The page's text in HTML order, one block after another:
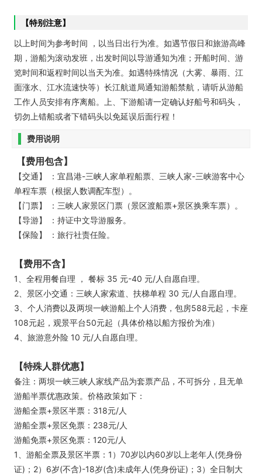
【特别注意】
以上时间为参考时间 ，以当日出行为准。如遇节假日和旅游高峰
期，游船为滚动发班，出发时间以导游通知为准；开船时间、游
览时间和返程时间以当天为准。如遇特殊情况（大雾、暴雨、江
面涨水、江水流速快等）长江航道局通知游船禁航，请听从游船
工作人员安排有序离船。上、下游船请一定确认好船号和码头，
切勿上错船或者下错码头以免延误后面行程！
费用说明
【费用包含】
【交通】 ：宜昌港-三峡人家单程船票、三峡人家-三峡游客中心
单程车票（根据人数调配车型）。
【门票】 ：三峡人家景区门票（景区渡船票+景区换乘车票）。
【导游】 ：持证中文导游服务。
【保险】 ：旅行社责任险。
【费用不含】
1、全程用餐自理 ， 餐标 35 元-40 元/人自愿自理。
2、景区小交通：三峡人家索道、扶梯单程 30 元/人自愿自理。
3、个人消费以及两坝一峡游船上个人消费，包房588元起，卡座
108元起，观景平台50元起（具体价格以船方报价为准）
4、旅游意外险 10 元/人自愿自理。
【特殊人群优惠】
备注：两坝一峡三峡人家线产品为套票产品，不可拆分，且无单
游船半票优惠政策。价格政策如下：
游船全票+景区半票：318元/人
游船全票+景区免票：238元/人
游船免票+景区免票：120元/人
1、游船全票及景区半票：1）70岁以内60岁以上老年人(凭身份
证)；2）6岁(不含)-18岁(含)未成年人(凭身份证)；3）全日制大